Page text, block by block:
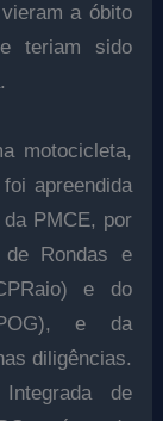
a óbito
teriam sido
motocicleta,
apreendida
PMCE, por
de Rondas e
e do
e da
diligências.
de